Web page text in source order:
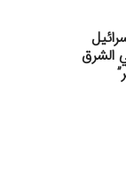
الشرق